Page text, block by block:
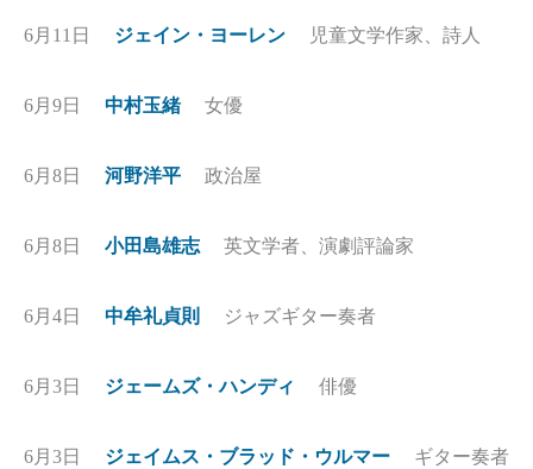
6月11日 ジェイン・ヨーレン 児童文学作家、詩人
6月9日 中村玉緒 女優
6月8日 河野洋平 政治屋
6月8日 小田島雄志 英文学者、演劇評論家
6月4日 中牟礼貞則 ジャズギター奏者
6月3日 ジェームズ・ハンディ 俳優
6月3日 ジェイムス・ブラッド・ウルマー ギター奏者